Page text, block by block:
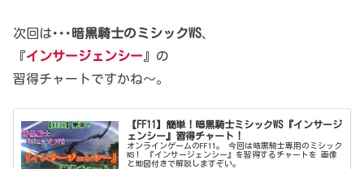
次回は･･･ 暗黒騎士のミシックWS、
『インサージェンシー 』の
習得チャートですかね～。
【FF11】簡単！暗黒騎士ミシックWS『インサージ
ェンシー』習得チャート！
オンラインゲームのFF11。 今回は暗黒騎士専用のミシック
WS！ 『インサージェンシー』を習得するチャートを 画像
と地図付きで解説しますぞい。